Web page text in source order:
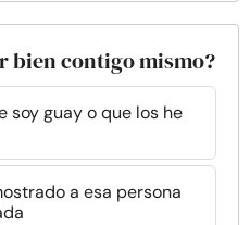
bien contigo mismo?
soy guay o que los he
a esa persona